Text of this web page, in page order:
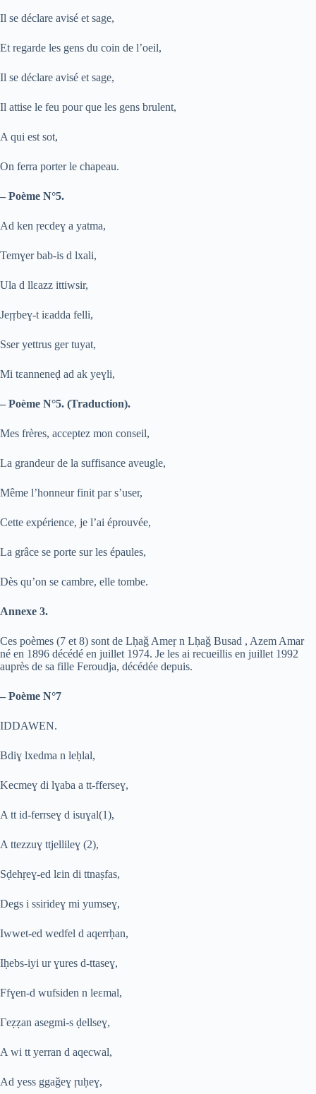
Il se déclare avisé et sage,
Et regarde les gens du coin de l’oeil,
Il se déclare avisé et sage,
Il attise le feu pour que les gens brulent,
A qui est sot,
On ferra porter le chapeau.
– Poème N°5.
Ad ken ṛecdeɣ a yatma,
Temɣer bab-is d lxali,
Ula d llɛazz ittiwsir,
Jeṛṛbeɣ-t iɛadda felli,
Sser yettrus ger tuyat,
Mi tɛanneneḍ ad ak yeɣli,
– Poème N°5. (Traduction).
Mes frères, acceptez mon conseil,
La grandeur de la suffisance aveugle,
Même l’honneur finit par s’user,
Cette expérience, je l’ai éprouvée,
La grâce se porte sur les épaules,
Dès qu’on se cambre, elle tombe.
Annexe 3.
Ces poèmes (7 et 8) sont de Lḥaǧ Ameṛn Lḥaǧ Busad , Azem Amar
né en 1896 décédé en juillet 1974. Je les ai recueillis en juillet 1992
auprès de sa fille Feroudja, décédée depuis.
– Poème N°7
IDDAWEN.
Bdiɣ lxedma n leḥlal,
Kecmeɣ di lɣaba a tt-fferseɣ,
A tt id-ferrseɣ d isuɣal(1),
A ttezzuɣ ttjellileɣ (2),
Sḍehṛeɣ-ed lɛin di ttnaṣfas,
Degs i ssirideɣ mi yumseɣ,
Iwwet-ed wedfel d aqerrḥan,
Iḥebs-iyi urɣures d-ttaseɣ,
Ffɣen-d wufsiden n leɛmal,
Γeẓẓan asegmi-s ḍellseɣ,
A wi tt yerran d aqecwal,
Ad yess ggaǧeɣ ṛuḥeɣ,